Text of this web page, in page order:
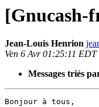
[Gnucash-
Jean-Louis Henrion
Ven 6 Avr 01:25:11 EDT
Messages triés
Bonjour à tous,